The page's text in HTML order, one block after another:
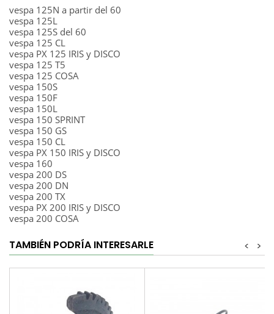
vespa 125N a partir del 60
vespa 125L
vespa 125S del 60
vespa 125 CL
vespa PX 125 IRIS y DISCO
vespa 125 T5
vespa 125 COSA
vespa 150S
vespa 150F
vespa 150L
vespa 150 SPRINT
vespa 150 GS
vespa 150 CL
vespa PX 150 IRIS y DISCO
vespa 160
vespa 200 DS
vespa 200 DN
vespa 200 TX
vespa PX 200 IRIS y DISCO
vespa 200 COSA
TAMBIÉN PODRÍA INTERESARLE >
<